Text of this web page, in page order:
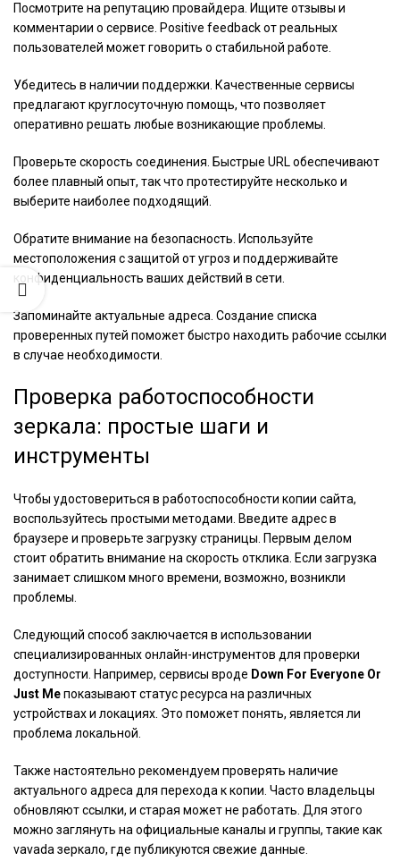
Посмотрите на репутацию провайдера. Ищите отзывы и
комментарии о сервисе. Positive feedback от реальных
пользователей может говорить о стабильной работе.
Убедитесь в наличии поддержки. Качественные сервисы
предлагают круглосуточную помощь, что позволяет
оперативно решать любые возникающие проблемы.
Проверьте скорость соединения. Быстрые URL обеспечивают
более плавный опыт, так что протестируйте несколько и
выберите наиболее подходящий.
Обратите внимание на безопасность. Используйте
местоположения с защитой от угроз и поддерживайте
конфиденциальность ваших действий в сети.
Запоминайте актуальные адреса. Создание списка
проверенных путей поможет быстро находить рабочие ссылки
в случае необходимости.
Проверка работоспособности
зеркала: простые шаги и
инструменты
Чтобы удостовериться в работоспособности копии сайта,
воспользуйтесь простыми методами. Введите адрес в
браузере и проверьте загрузку страницы. Первым делом
стоит обратить внимание на скорость отклика. Если загрузка
занимает слишком много времени, возможно, возникли
проблемы.
Следующий способ заключается в использовании
специализированных онлайн-инструментов для проверки
доступности. Например, сервисы вроде Down For Everyone Or
Just Meпоказывают статус ресурса на различных
устройствах и локациях. Это поможет понять, является ли
проблема локальной.
Также настоятельно рекомендуем проверять наличие
актуального адреса для перехода к копии. Часто владельцы
обновляют ссылки, и старая может не работать. Для этого
можно заглянуть на официальные каналы и группы, такие как
vavada зеркало, где публикуются свежие данные.